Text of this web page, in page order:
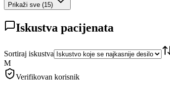
Prikaži sve (15)
Iskustva pacijenata
Sortiraj iskustva
M
Verifikovan korisnik